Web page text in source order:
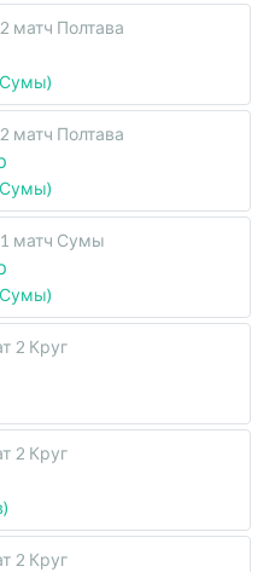
матч Полтава
матч Полтава
матч Сумы
2 Круг
2 Круг
2 Круг